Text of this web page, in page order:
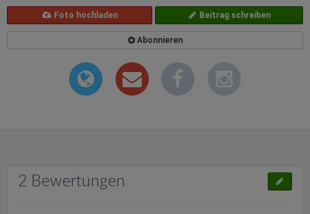
Foto hochladen Beitrag schreiben
Abonnieren
2 Bewertungen